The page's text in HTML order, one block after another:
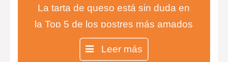
La tarta de queso está sin duda en
la Top 5 de los postres más amados
del mundo y no importa si prefieres
la tarta de queso sin horno o la
Leer más